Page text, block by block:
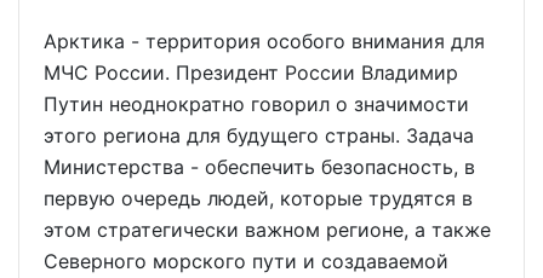
Арктика - территория особого внимания для
МЧС России. Президент России Владимир
Путин неоднократно говорил о значимости
этого региона для будущего страны. Задача
Министерства - обеспечить безопасность, в
первую очередь людей, которые трудятся в
этом стратегически важном регионе, а также
Северного морского пути и создаваемой